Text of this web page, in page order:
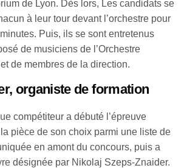
de Lyon. Dès lors, Les candidats se
à leur tour devant l’orchestre pour
Puis, ils se sont entretenus
de musiciens de l’Orchestre
de membres de la direction.
organiste de formation
compétiteur a débuté l’épreuve
pièce de son choix parmi une liste de
en amont du concours, puis a
désignée par Nikolaj Szeps-Znaider.